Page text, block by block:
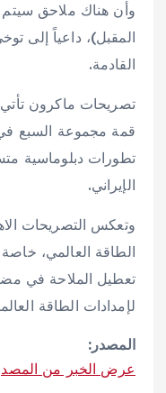
وأن هناك ملاحق سيتم
المقبل)، داعياً إلى
القادمة.
تصريحات ماكرون
قمة مجموعة السبع
تطورات دبلوماسية
الإيراني.
وتعكس التصريحات
الطاقة العالمي،
تعطيل الملاحة في
لإمدادات الطاقة
المصدر:
عرض الخبر من